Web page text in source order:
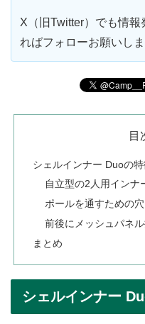
X（旧Twitter）でも情
ればフォローお願いしま
目
シェルインナー Duoの
自立型の2人用インナ
ポールを通すための
前後にメッシュパネ
まとめ
シェルインナー